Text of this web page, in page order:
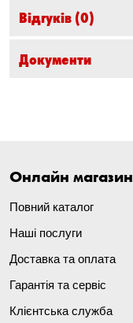
Відгуків (0)
Документи
Онлайн магазин
Повний каталог
Наші послуги
Доставка та оплата
Гарантія та сервіс
Клієнтська служба